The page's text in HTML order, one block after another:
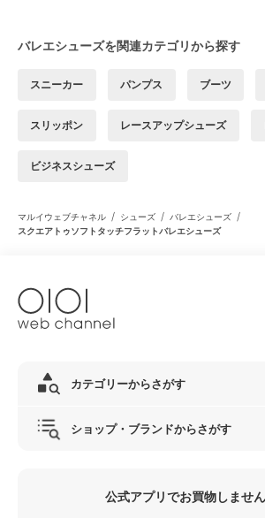
バレエシューズを関連カテゴリから探す
スニーカー パンプス ブーツ
スリッポン レースアップシューズ
ビジネスシューズ
マルイウェブチャネル / シューズ / バレエシューズ /
スクエアトゥソフトタッチフラットバレエシューズ
カテゴリーからさがす
ショップ・ブランドからさがす
公式アプリでお買物しませ